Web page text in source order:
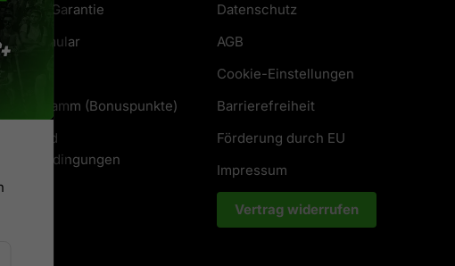
Bullshit Garantie
(Bonuspunkte)
und
Datenschutz
AGB
Cookie-Einstellungen
Barrierefreiheit
Förderung durch EU
Impressum
Vertrag widerrufen